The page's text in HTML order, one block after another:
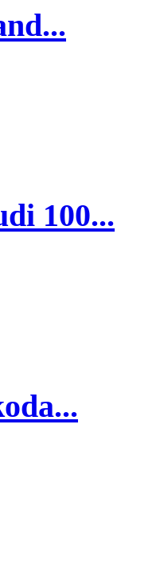
100...